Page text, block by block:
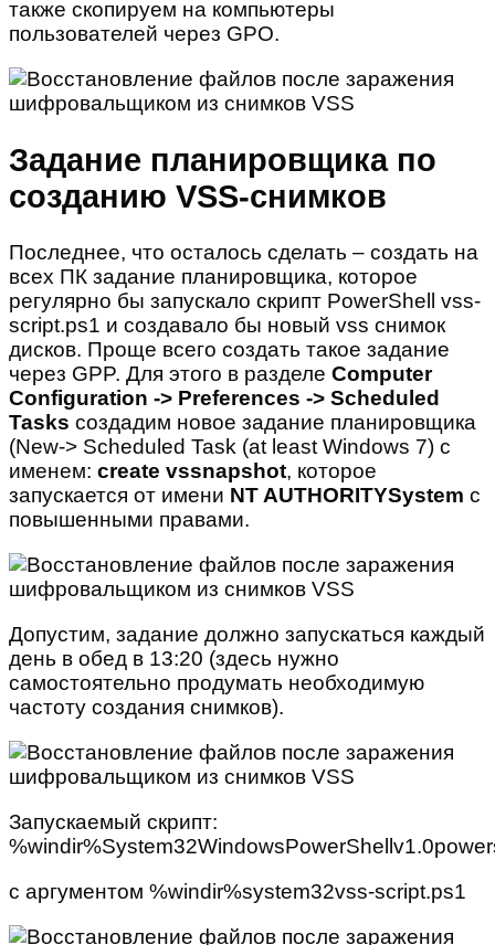
также скопируем на компьютеры
пользователей через GPO.
Задание планировщика по
созданию VSS-снимков
Последнее, что осталось сделать – создать на
всех ПК задание планировщика, которое
регулярно бы запускало скрипт PowerShell vss-
script.ps1 и создавало бы новый vss снимок
дисков. Проще всего создать такое задание
через GPP. Для этого в разделе Computer
Configuration -> Preferences -> Scheduled
Tasks создадим новое задание планировщика
(New-> Scheduled Task (at least Windows 7) с
именем: create vssnapshot, которое
запускается от имени NTAUTHORITYSystem с
повышенными правами.
Допустим, задание должно запускаться каждый
день в обед в 13:20 (здесь нужно
самостоятельно продумать необходимую
частоту создания снимков).
Запускаемый скрипт:
с аргументом %windir%system32vss-script.ps1